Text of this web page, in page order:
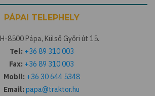
PÁPAI TELEPHELY
H-8500 Pápa, Külső Győri út 15.
Tel: +36 89 310 003
Fax: +36 89 310 003
Mobil: +36 30 644 5348
Email: papa@traktor.hu